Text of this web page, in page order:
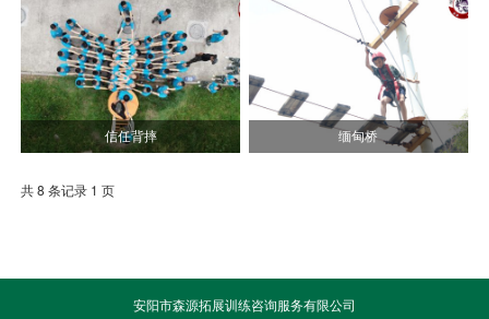
信任背摔 缅甸桥
共 8 条记录 1 页
安阳市森源拓展训练咨询服务有限公司